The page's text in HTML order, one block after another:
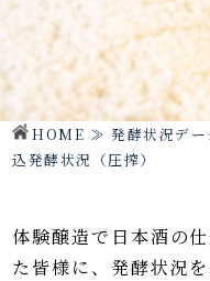
HOME ≫ 発酵状況デー
込発酵状況（圧搾）
体験醸造で日本酒の
た皆様に、発酵状況を